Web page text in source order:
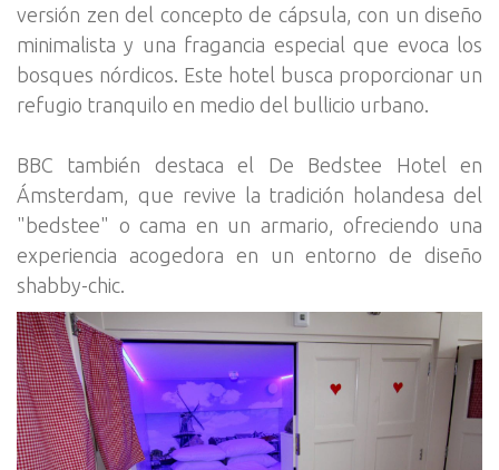
versión zen del concepto de cápsula, con un diseño
minimalista y una fragancia especial que evoca los
bosques nórdicos. Este hotel busca proporcionar un
refugio tranquilo en medio del bullicio urbano.
BBC también destaca el De Bedstee Hotel en
Ámsterdam, que revive la tradición holandesa del
"bedstee" o cama en un armario, ofreciendo una
experiencia acogedora en un entorno de diseño
shabby-chic.